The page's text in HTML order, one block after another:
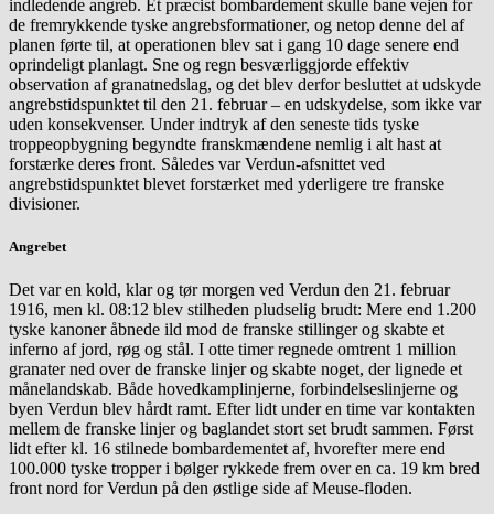
indledende angreb. Et præcist bombardement skulle bane vejen for
de fremrykkende tyske angrebsformationer, og netop denne del af
planen førte til, at operationen blev sat i gang 10 dage senere end
oprindeligt planlagt. Sne og regn besværliggjorde effektiv
observation af granatnedslag, og det blev derfor besluttet at udskyde
angrebstidspunktet til den 21. februar – en udskydelse, som ikke var
uden konsekvenser. Under indtryk af den seneste tids tyske
troppeopbygning begyndte franskmændene nemlig i alt hast at
forstærke deres front. Således var Verdun-afsnittet ved
angrebstidspunktet blevet forstærket med yderligere tre franske
divisioner.
Angrebet
Det var en kold, klar og tør morgen ved Verdun den 21. februar
1916, men kl. 08:12 blev stilheden pludselig brudt: Mere end 1.200
tyske kanoner åbnede ild mod de franske stillinger og skabte et
inferno af jord, røg og stål. I otte timer regnede omtrent 1 million
granater ned over de franske linjer og skabte noget, der lignede et
månelandskab. Både hovedkamplinjerne, forbindelseslinjerne og
byen Verdun blev hårdt ramt. Efter lidt under en time var kontakten
mellem de franske linjer og baglandet stort set brudt sammen. Først
lidt efter kl. 16 stilnede bombardementet af, hvorefter mere end
100.000 tyske tropper i bølger rykkede frem over en ca. 19 km bred
front nord for Verdun på den østlige side af Meuse-floden.